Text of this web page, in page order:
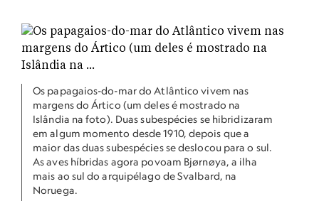
Os papagaios-do-mar do Atlântico vivem nas
margens do Ártico (um deles é mostrado na
Islândia na foto). Duas subespécies se hibridizaram
em algum momento desde 1910, depois que a
maior das duas subespécies se deslocou para o sul.
As aves híbridas agora povoam Bjørnøya, a ilha
mais ao sul do arquipélago de Svalbard, na
Noruega.